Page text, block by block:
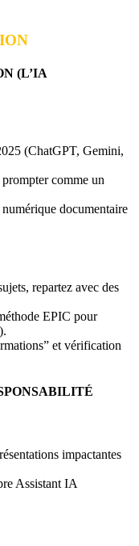
(L’IA
(ChatGPT, Gemini,
comme un
documentaire
repartez avec des
EPIC pour
et vérification
impactantes
Assistant IA